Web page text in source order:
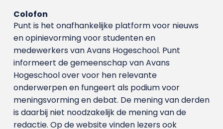
Colofon
Punt is het onafhankelijke platform voor nieuws
en opinievorming voor studenten en
medewerkers van Avans Hoge­school. Punt
informeert de gemeenschap van Avans
Hogeschool over voor hen relevante
onderwerpen en fungeert als podium voor
meningsvorming en debat. De mening van derden
is daarbij niet noodzakelijk de mening van de
redactie. Op de website vinden lezers ook